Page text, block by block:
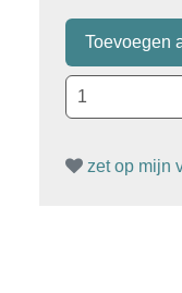
zet op mijn